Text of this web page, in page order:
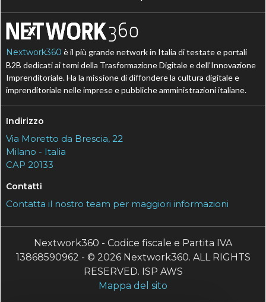
Nextwork360 è il più grande network in Italia di testate e portali
B2B dedicati ai temi della Trasformazione Digitale e dell’Innovazione
Imprenditoriale. Ha la missione di diffondere la cultura digitale e
imprenditoriale nelle imprese e pubbliche amministrazioni italiane.
Indirizzo
Via Moretto da Brescia, 22
Milano - Italia
CAP 20133
Contatti
Contatta il nostro team per maggiori informazioni
Nextwork360 - Codice fiscale e Partita IVA
13868590962 - © 2026 Nextwork360. ALL RIGHTS
RESERVED. ISP AWS
Mappa del sito